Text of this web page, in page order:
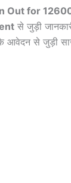
Out for
से जुड़ी
आवेदन से जुड़ी